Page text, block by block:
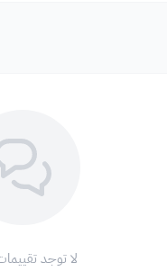
أو أنشئ حسابًا جديدًا.
ثم "قم بشحن حسابك".
للحسابات الأمريكية على
customer/
لا توجد